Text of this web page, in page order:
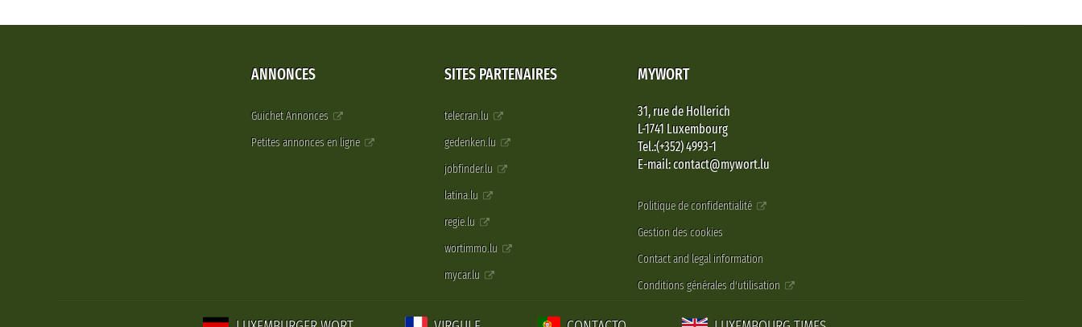
ANNONCES
Guichet Annonces
Petites annonces en ligne
SITES PARTENAIRES
telecran.lu
gedenken.lu
jobfinder.lu
latina.lu
regie.lu
wortimmo.lu
mycar.lu
MYWORT
31, rue de Hollerich
L-1741 Luxembourg
Tel.:(+352) 4993-1
E-mail: contact@mywort.lu
Politique de confidentialité
Gestion des cookies
Contact and legal information
Conditions générales d'utilisation